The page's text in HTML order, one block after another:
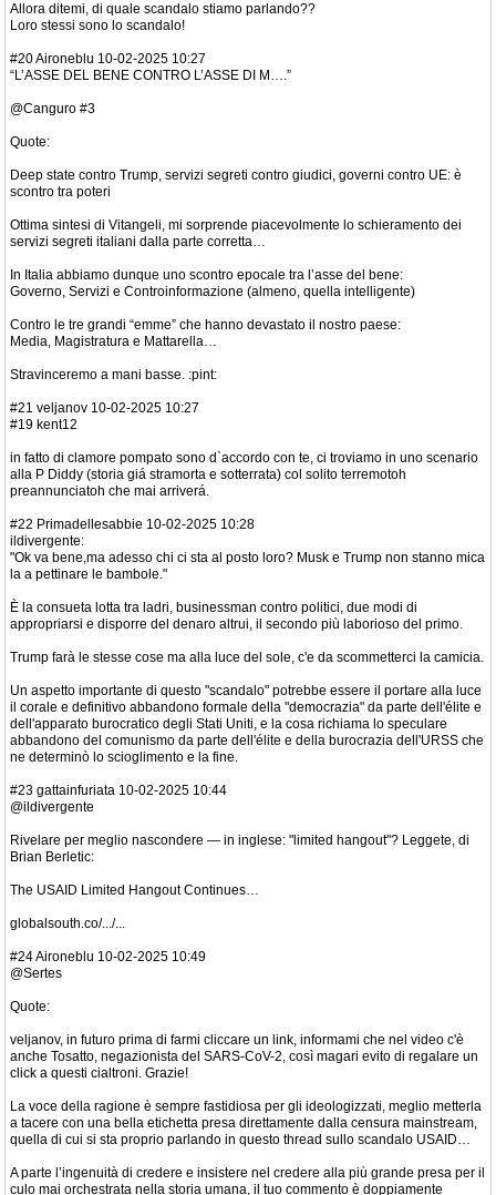
Allora ditemi, di quale scandalo stiamo parlando??
Loro stessi sono lo scandalo!
#20 Aironeblu 10-02-2025 10:27
“L’ASSE DEL BENE CONTRO L’ASSE DI M….”
@Canguro #3
Quote:
Deep state contro Trump, servizi segreti contro giudici, governi contro UE: è
scontro tra poteri
Ottima sintesi di Vitangeli, mi sorprende piacevolmente lo schieramento dei
servizi segreti italiani dalla parte corretta…
In Italia abbiamo dunque uno scontro epocale tra l’asse del bene:
Governo, Servizi e Controinformazione (almeno, quella intelligente)
Contro le tre grandi “emme” che hanno devastato il nostro paese:
Media, Magistratura e Mattarella…
Stravinceremo a mani basse. :pint:
#21 veljanov 10-02-2025 10:27
#19 kent12
in fatto di clamore pompato sono d`accordo con te, ci troviamo in uno scenario
alla P Diddy (storia giá stramorta e sotterrata) col solito terremotoh
preannunciatoh che mai arriverá.
#22 Primadellesabbie 10-02-2025 10:28
ildivergente:
"Ok va bene,ma adesso chi ci sta al posto loro? Musk e Trump non stanno mica
la a pettinare le bambole."
È la consueta lotta tra ladri, businessman contro politici, due modi di
appropriarsi e disporre del denaro altrui, il secondo più laborioso del primo.
Trump farà le stesse cose ma alla luce del sole, c'e da scommetterci la camicia.
Un aspetto importante di questo "scandalo" potrebbe essere il portare alla luce
il corale e definitivo abbandono formale della "democrazia" da parte dell'élite e
dell'apparato burocratico degli Stati Uniti, e la cosa richiama lo speculare
abbandono del comunismo da parte dell'élite e della burocrazia dell'URSS che
ne determinò lo scioglimento e la fine.
#23 gattainfuriata 10-02-2025 10:44
@ildivergente
Rivelare per meglio nascondere — in inglese: "limited hangout"? Leggete, di
Brian Berletic:
The USAID Limited Hangout Continues…
globalsouth.co/.../...
#24 Aironeblu 10-02-2025 10:49
@Sertes
Quote:
veljanov, in futuro prima di farmi cliccare un link, informami che nel video c'è
anche Tosatto, negazionista del SARS-CoV-2, così magari evito di regalare un
click a questi cialtroni. Grazie!
La voce della ragione è sempre fastidiosa per gli ideologizzati, meglio metterla
a tacere con una bella etichetta presa direttamente dalla censura mainstream,
quella di cui si sta proprio parlando in questo thread sullo scandalo USAID…
A parte l’ingenuità di credere e insistere nel credere alla più grande presa per il
culo mai orchestrata nella storia umana, il tuo commento è doppiamente